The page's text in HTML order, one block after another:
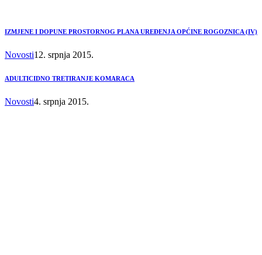
IZMJENE I DOPUNE PROSTORNOG PLANA UREĐENJA OPĆINE ROGOZNICA (IV)
Novosti12. srpnja 2015.
ADULTICIDNO TRETIRANJE KOMARACA
Novosti4. srpnja 2015.